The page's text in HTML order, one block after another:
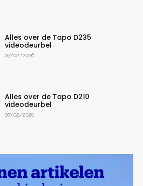
Alles over de Tapo D235
videodeurbel
07/02/2026
Alles over de Tapo D210
videodeurbel
07/02/2026